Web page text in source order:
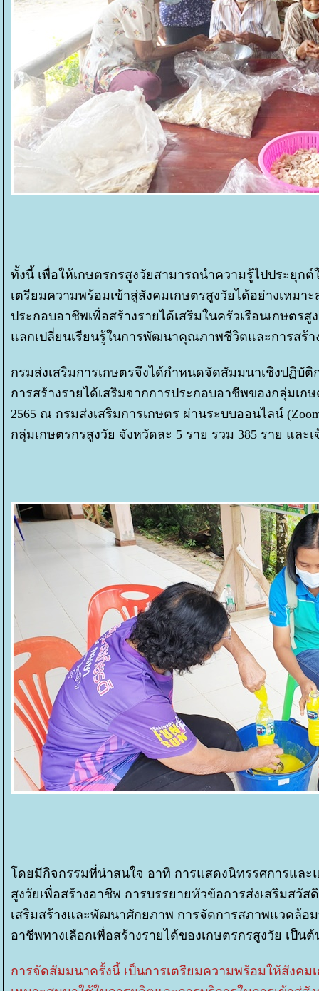
ทั้งนี้ เพื่อให้เกษตรกรสูงวัยสามารถนำความรู้ไปประยุ
เตรียมความพร้อมเข้าสู่สังคมเกษตรสูงวัยได้อย่างเหม
ประกอบอาชีพเพื่อสร้างรายได้เสริมในครัวเรือนเกษตร
ลกเปลี่ยนเรียนรู้ในการพัฒนาคุณภาพชีวิตและการสร้า
กรมส่งเสริมการเกษตรจึงได้กำหนดจัดสัมมนาเชิงปฏิ
การสร้างรายได้เสริมจากการประกอบอาชีพของกลุ่มเก
2565 ณ กรมส่งเสริมการเกษตร ผ่านระบบออนไลน์
กลุ่มเกษตรกรสูงวัย จังหวัดละ 5 ราย รวม 385 ราย และ
ดยมีกิจกรรมที่น่าสนใจ อาทิ การแสดงนิทรรศการและ
สูงวัยเพื่อสร้างอาชีพ การบรรยายหัวข้อการส่งเสริมสวั
เสริมสร้างและพัฒนาศักยภาพ การจัดการสภาพแวดล้อ
อาชีพทางเลือกเพื่อสร้างรายได้ของเกษตรกรสูงวัย เป็นต้
การจัดสัมมนาครั้งนี้ เป็นการเตรียมความพร้อมให้สังค